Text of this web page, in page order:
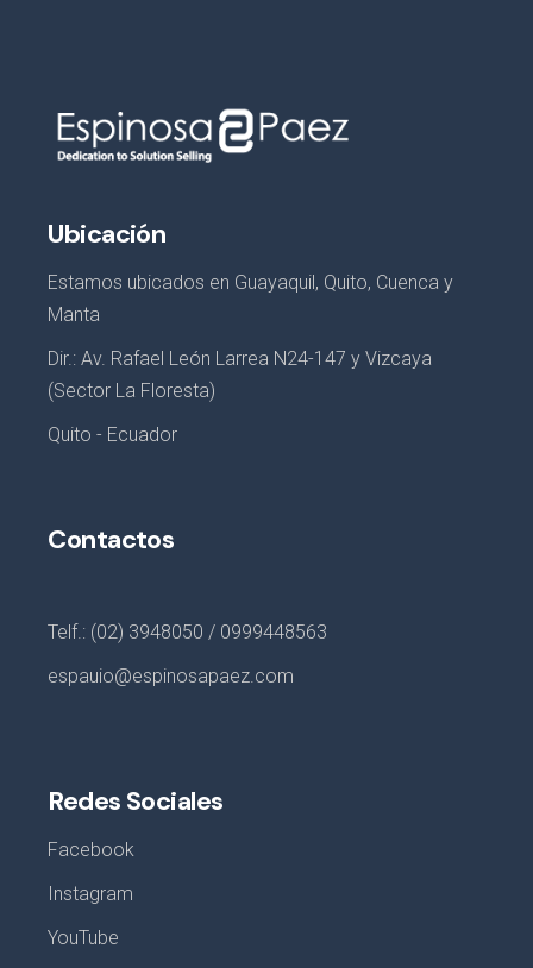
Ubicación
Estamos ubicados en Guayaquil, Quito, Cuenca y
Manta
Dir.: Av. Rafael León Larrea N24-147 y Vizcaya
(Sector La Floresta)
Quito - Ecuador
Contactos
Telf.: (02) 3948050 / 0999448563
espauio@espinosapaez.com
Redes Sociales
Facebook
Instagram
YouTube